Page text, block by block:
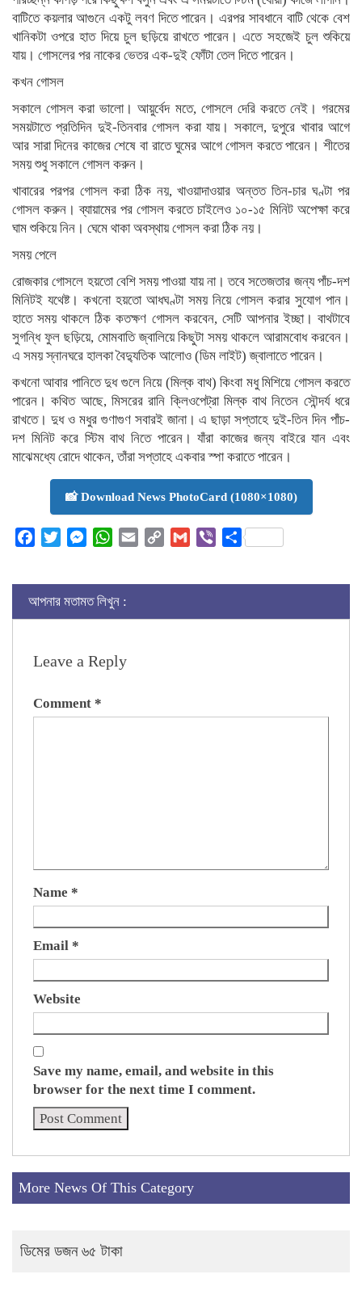
বাটিতে কয়লার আগুনে একটু লবণ দিতে পারেন। এরপর সাবধানে বাটি থেকে বেশ
খানিকটা ওপরে হাত দিয়ে চুল ছড়িয়ে রাখতে পারেন। এতে সহজেই চুল শুকিয়ে
যায়। গোসলের পর নাকের ভেতর এক-দুই ফোঁটা তেল দিতে পারেন।
কখন গোসল
সকালে গোসল করা ভালো। আয়ুর্বেদ মতে, গোসলে দেরি করতে নেই। গরমের
সময়টাতে প্রতিদিন দুই-তিনবার গোসল করা যায়। সকালে, দুপুরে খাবার আগে
আর সারা দিনের কাজের শেষে বা রাতে ঘুমের আগে গোসল করতে পারেন। শীতের
সময় শুধু সকালে গোসল করুন।
খাবারের পরপর গোসল করা ঠিক নয়, খাওয়াদাওয়ার অন্তত তিন-চার ঘণ্টা পর
গোসল করুন। ব্যায়ামের পর গোসল করতে চাইলেও ১০-১৫ মিনিট অপেক্ষা করে
ঘাম শুকিয়ে নিন। ঘেমে থাকা অবস্থায় গোসল করা ঠিক নয়।
সময় পেলে
রোজকার গোসলে হয়তো বেশি সময় পাওয়া যায় না। তবে সতেজতার জন্য পাঁচ-দশ
মিনিটই যথেষ্ট। কখনো হয়তো আধঘণ্টা সময় নিয়ে গোসল করার সুযোগ পান।
হাতে সময় থাকলে ঠিক কতক্ষণ গোসল করবেন, সেটি আপনার ইচ্ছা। বাথটাবে
সুগন্ধি ফুল ছড়িয়ে, মোমবাতি জ্বালিয়ে কিছুটা সময় থাকলে আরামবোধ করবেন।
এ সময় স্নানঘরে হালকা বৈদ্যুতিক আলোও (ডিম লাইট) জ্বালাতে পারেন।
কখনো আবার পানিতে দুধ গুলে নিয়ে (মিল্ক বাথ) কিংবা মধু মিশিয়ে গোসল করতে
পারেন। কথিত আছে, মিসরের রানি ক্লিওপেট্রা মিল্ক বাথ নিতেন সৌন্দর্য ধরে
রাখতে। দুধ ও মধুর গুণাগুণ সবারই জানা। এ ছাড়া সপ্তাহে দুই-তিন দিন পাঁচ-
দশ মিনিট করে স্টিম বাথ নিতে পারেন। যাঁরা কাজের জন্য বাইরে যান এবং
মাঝেমধ্যে রোদে থাকেন, তাঁরা সপ্তাহে একবার স্পা করাতে পারেন।
📸 Download News PhotoCard (1080×1080)
Facebook
TwitterMessengerWhatsApp
Email
Copy
Gmail ViberShare
আপনার মতামত লিখুন :
Leave a Reply
Comment *
Name *
Email *
Website
Save my name, email, and website in this
browser for the next time I comment.
More News Of This Category
ডিমের ডজন ৬৫ টাকা